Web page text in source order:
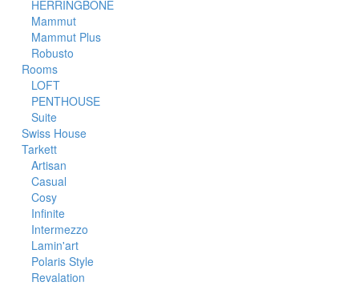
HERRINGBONE
Mammut
Mammut Plus
Robusto
Rooms
LOFT
PENTHOUSE
Suite
Swiss House
Tarkett
Artisan
Casual
Cosy
Infinite
Intermezzo
Lamin'art
Polaris Style
Revalation